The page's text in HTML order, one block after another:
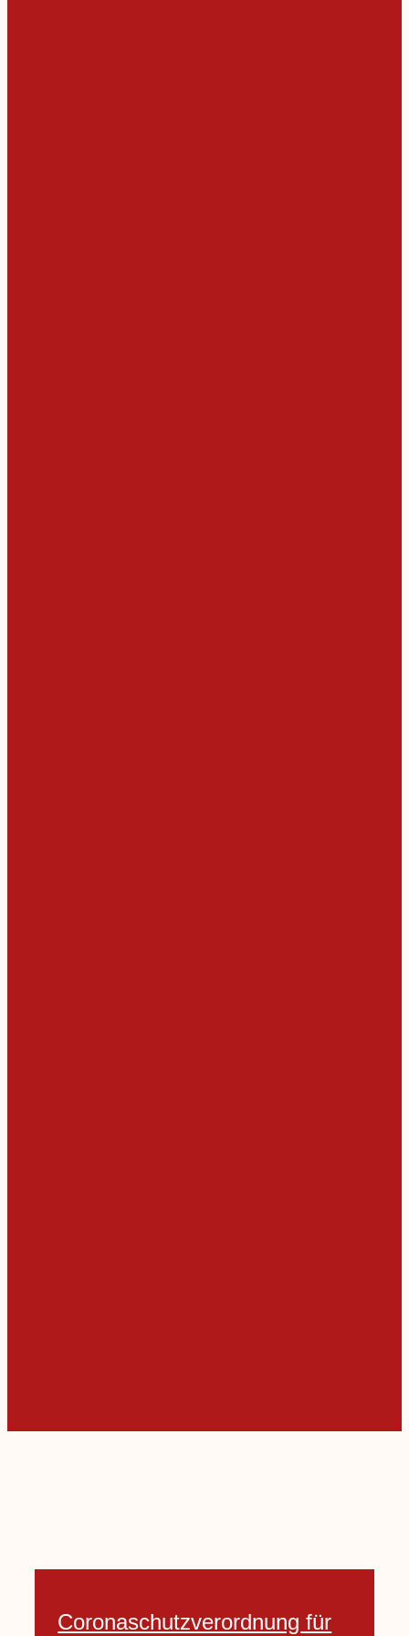
Coronaschutzverordnung für